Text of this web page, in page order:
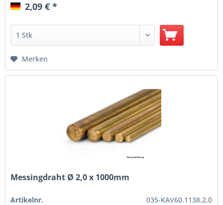
2,09 € *
Merken
Messingdraht Ø 2,0 x 1000mm
Artikelnr. 035-KAV60.1138.2,0